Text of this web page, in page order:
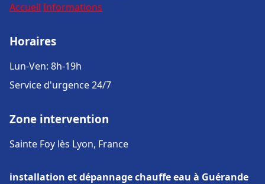
Accueil Informations
Horaires
Lun-Ven: 8h-19h
Service d'urgence 24/7
Zone intervention
Sainte Foy lès Lyon, France
installation et dépannage chauffe eau à Guérande